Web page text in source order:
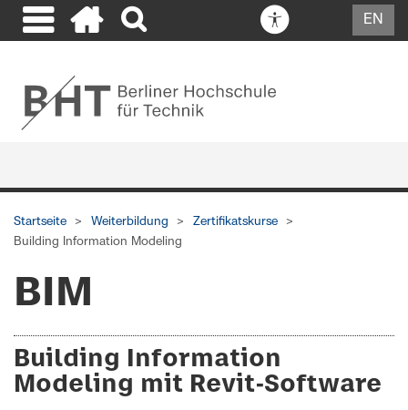
EN
Startseite Weiterbildung
Zertifikatskurse
Building Information Modeling
BIM
Building Information
Modeling mit Revit-Software